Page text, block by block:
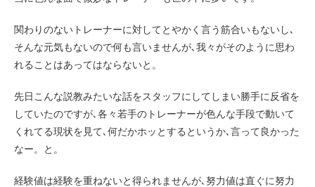
関わりのないトレーナーに対してとやかく言う筋合いもないし､
そんな元気もないので何も言いませんが､我々がそのように思わ
れることはあってはならないと。
先日こんな説教みたいな話をスタッフにしてしまい勝手に反省を
していたのですが､各々若手のトレーナーが色んな手段で動いて
くれてる現状を見て､何だかホッとするというか､言って良かった
なー。と。
経験値は経験を重ねないと得られませんが､努力値は直ぐに努力